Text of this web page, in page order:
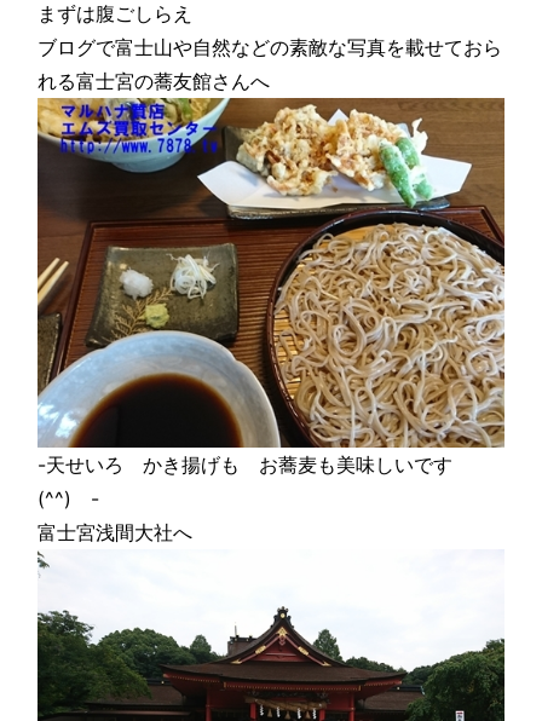
まずは腹ごしらえ
ブログで富士山や自然などの素敵な写真を載せておら
れる富士宮の蕎友館さんへ
-天せいろ かき揚げも お蕎麦も美味しいです
(^^) -
富士宮浅間大社へ